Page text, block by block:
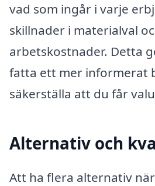
vad som ingår i varje
skillnader i materialval
arbetskostnader. Detta
fatta ett mer informerat
säkerställa att du får
Alternativ och
Att ha flera alternativ